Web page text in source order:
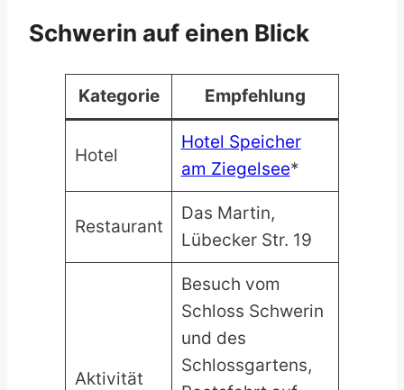
Schwerin auf einen Blick
Kategorie Empfehlung
Hotel
Hotel Speicher
am Ziegelsee*
Restaurant
Das Martin,
Lübecker Str. 19
Aktivität
Besuch vom
Schloss Schwerin
und des
Schlossgartens,